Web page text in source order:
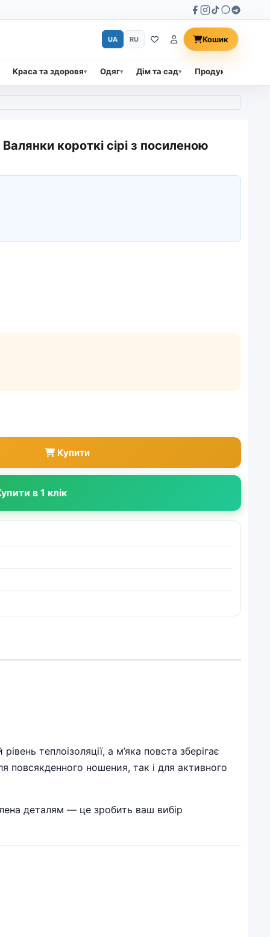
Краса та здоровя Одяг Дім та сад Продукти
UA RU Кошик
короткі сірі з посиленою
Купити
в 1 клік
теплоізоляції, а м’яка повста зберігає
повсякденного ношения, так і для активного
деталям — це зробить ваш вибір